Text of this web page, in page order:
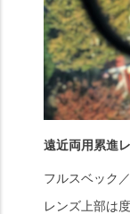
遠近両用累進
フルスベック
レンズ上部は